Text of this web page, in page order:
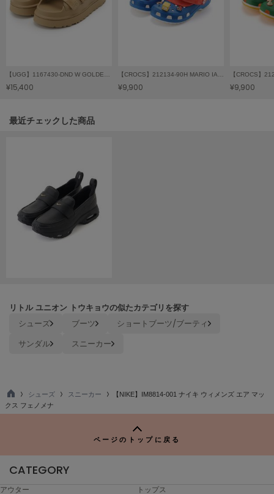
LILY BROWN
リリーブラウン
LITTLE UNION TOKYO
MICHU COQUETTE
ミチュ コケット
MIESROHE
ミースロエ
モワージュ
NEW Balance
ニューバランス
NIKE
ナイキ
¥15,400 ¥9,900
【CROCS】
¥9,900
関連記事
最近チェックした商品
リトル ユニオン トウキョウの似たカテゴリを探す
シューズ ブーツ
ショートブーツ/ブーティ
サンダル
スニーカー
TO
P
シューズ スニーカー
【NIKE】IM8814-001 ナイキ ウィメンズ エア マッ
クス フェノメナ
ページのトップに戻る
CATEGORY
アウター
トップス